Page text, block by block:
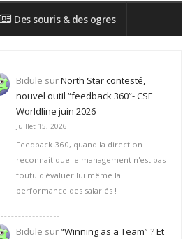
Des souris & des ogres
Bidule surNorth Star contesté,
nouvel outil “feedback 360”- CSE
Worldline juin 2026
juillet 15, 2026
Feedback 360, quand la direction
reconnait que le management n'est pas
foutu d'évaluer lui même la
performance des salariés !
Bidule sur“Winning as a Team” ? Et